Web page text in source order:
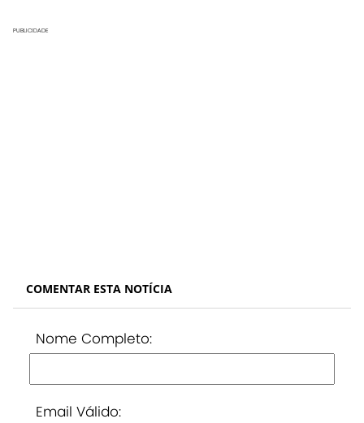
PUBLICIDADE
COMENTAR ESTA NOTÍCIA
Nome Completo:
Email Válido: